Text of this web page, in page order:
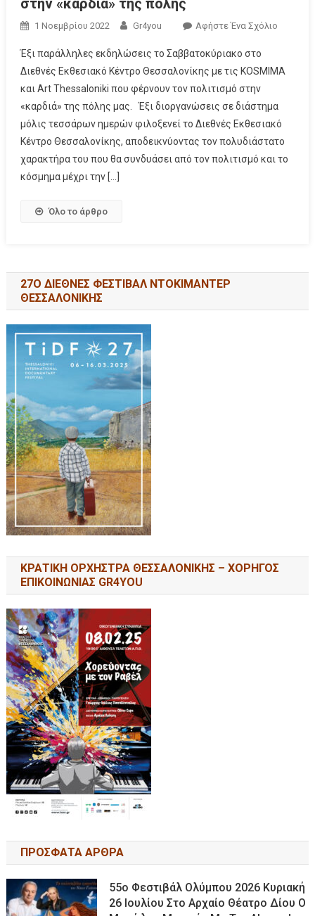
στην «καρδιά» της πόλης
1 Νοεμβρίου 2022 Gr4you Αφήστε Ένα Σχόλιο
Έξι παράλληλες εκδηλώσεις το Σαββατοκύριακο στο
Διεθνές Εκθεσιακό Κέντρο Θεσσαλονίκης με τις KOSMIMA
και Art Thessaloniki που φέρνουν τον πολιτισμό στην
«καρδιά» της πόλης μας. Έξι διοργανώσεις σε διάστημα
μόλις τεσσάρων ημερών φιλοξενεί το Διεθνές Εκθεσιακό
Κέντρο Θεσσαλονίκης, αποδεικνύοντας τον πολυδιάστατο
χαρακτήρα του που θα συνδυάσει από τον πολιτισμό και το
κόσμημα μέχρι την […]
Όλο το άρθρο
27Ο ΔΙΕΘΝΕΣ ΦΕΣΤΙΒΑΛ ΝΤΟΚΙΜΑΝΤΕΡ
ΘΕΣΣΑΛΟΝΙΚΗΣ
ΚΡΑΤΙΚΗ ΟΡΧΗΣΤΡΑ ΘΕΣΣΑΛΟΝΙΚΗΣ – ΧΟΡΗΓΟΣ
ΕΠΙΚΟΙΝΩΝΙΑΣ GR4YOU
ΠΡΟΣΦΑΤΑ ΑΡΘΡΑ
55ο Φεστιβάλ Ολύμπου 2026 Κυριακή
26 Ιουλίου Στο Αρχαίο Θέατρο Δίου Ο